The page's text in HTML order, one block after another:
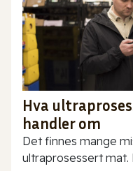
Hva
handler om
Det finnes mange
ultraprosessert mat.